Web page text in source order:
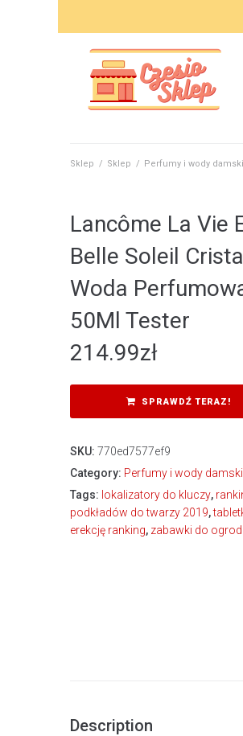
Sklep / Sklep / Perfumy i wody
Lancôme La Vie
Belle Soleil
Woda
50Ml Tester
214.99zł
SPRAWDŹ TERAZ!
SKU: 770ed7577ef9
Category: Perfumy i wody
Tags: lokalizatory do kluczy,
podkładów do twarzy 2019,
erekcję ranking, zabawki do
Description